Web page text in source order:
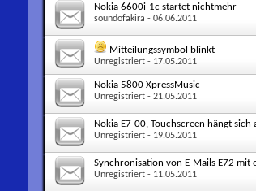
Nokia 6600i-1c startet nichtmehr
soundofakira - 06.06.2011
Mitteilungssymbol blinkt
Unregistriert - 17.05.2011
Nokia 5800 XpressMusic
Unregistriert - 21.05.2011
Nokia E7-00, Touchscreen hängt
Unregistriert - 19.05.2011
Synchronisation von E-Mails E72 mit
Unregistriert - 11.05.2011